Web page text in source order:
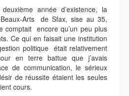
année d’existence, la
Arts de Sfax, sise au 35,
comptait encore qu’un peu plus
Ce qui en faisait une institution
politique était relativement
en terre battue que j’avais
de communication, le sérieux
de réussite étaient les seules
cours.